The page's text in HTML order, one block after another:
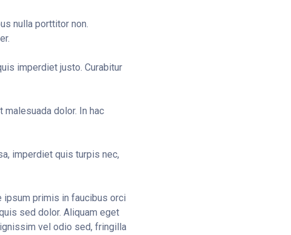
nulla porttitor non.
imperdiet justo. Curabitur
dolor. In hac
imperdiet quis turpis nec,
ipsum primis in faucibus orci
sed dolor. Aliquam eget
vel odio sed, fringilla